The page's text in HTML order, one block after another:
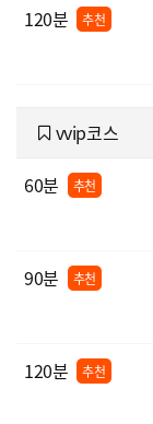
120분 추천
vvip코스
60분
추천
90분 추천
120분 추천